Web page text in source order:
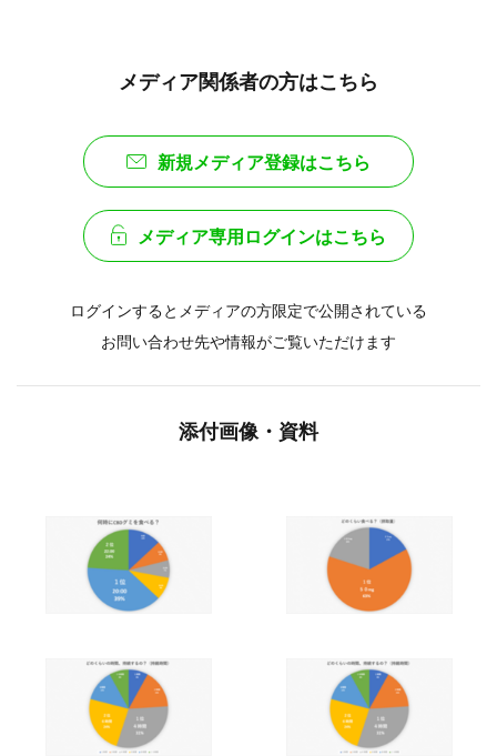
メディア関係者の方はこちら
新規メディア登録はこちら
メディア専用ログインはこちら
ログインするとメディアの方限定で公開されている
お問い合わせ先や情報がご覧いただけます
添付画像・資料